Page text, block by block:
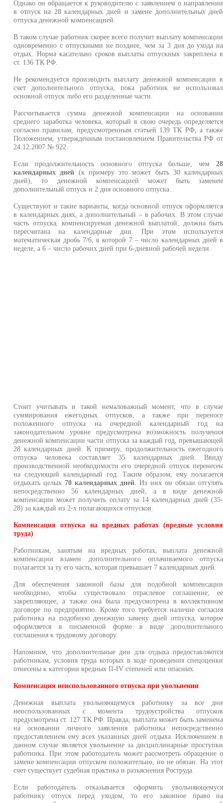
Однако он обращается к руководителю с заявлением о направлении
в отпуск на 28 календарных дней и замене дополнительных дней
отпуска денежной компенсацией.
В таком случае работник скорее всего получит выплату компенсации
одновременно с отпускными не позднее, чем за 3 дня до ухода на
отдых. Норма касательно сроков выплаты отпускных закреплена в
ст. 136 ТК РФ.
Не рекомендуется производить выплату денежной компенсации в
счет дополнительного отпуска, пока работник не использовал
основной отпуск либо его разделенные части.
Рассчитывается сумма денежной компенсации на основании
среднего заработка человека, который в свою очередь определяется
согласно правилам, предусмотренным статьей 139 ТК РФ, а также
Положением, утвержденным постановлением Правительства РФ от
24.12.2007 № 922.
Если продолжительность основного отпуска больше, чем28
календарных дней (к примеру это может быть 30 календарных
дней), то денежной компенсацией может быть заменен
дополнительный отпуск и 2 дня основного отпуска.
Существуют и такие варианты, когда основной отпуск оформляется
в календарных днях, а дополнительный – в рабочих. В этом случае
часть отпуска, компенсируемая денежной выплатой, должна быть
пересчитана на календарные дни. При этом используется
математическая дробь 7/6, в которой 7 – число календарных дней в
неделе, а 6 – число рабочих дней при 6-дневной рабочей недели.
Стоит учитывать и такой немаловажный момент, что в случае
суммирования ежегодных отпусков, а также при переносе
положенного отпуска на очередной календарный год на
законодательном уровне предусмотрена возможность получения
денежной компенсации части отпуска за каждый год, превышающей
28 календарных дней. К примеру, продолжительность ежегодного
отпуска человека составляет 35 календарных дней. Ввиду
производственной необходимости его очередной отпуск перенесен
на следующий календарный год. Таким образом, ему полагается
отдыхать целых70 календарных дней . Из них он обязан отгулять
непосредственно 56 календарных дней, а в виде денежной
компенсации может получить оплату за 14 календарных дней (35-
28) за каждый из 2-х полагающихся отпусков.
Компенсация отпуска на вредных работах (вредные условия
труда)
Работникам, занятым на вредных работах, выплата денежной
компенсации взамен дополнительного оплачиваемого отпуска
полагается за ту его часть, которая превышает 7 календарных дней.
Для обеспечения законной базы для подобной компенсации
необходимо, чтобы существовало отраслевое соглашение, ее
закрепляющее, а также она была предусмотрена в коллективном
договоре по предприятию. Кроме того требуется наличие согласия
работника на подобную денежную замену дней отпуска, которое
оформляется в письменной форме в виде дополнительного
соглашения к трудовому договору.
Напомним, что дополнительные дни для отдыха предоставляются
работникам, условия труда которых в ходе проведения спецоценки
отнесены к категории вредных II-IV степеней или опасных.
Компенсация неиспользованного отпуска при увольнении
Денежная выплата увольняющемуся работнику за все дни
неиспользованных с момента трудоустройства отпусков
предусмотрена ст. 127 ТК РФ. Правда, выплата может быть заменена
на основании личного заявления работника непосредственно
предоставлением ему всех указанных дней отдыха. Исключением в
данном случае является увольнение за дисциплинарные проступки
работника. При этом работодатель может рассмотреть обращение о
замене компенсации отпуском положительно, но не обязан. На этот
счет существует судебная практика и разъяснения Роструда.
Если работодатель отказывается оформить увольняющемуся
работнику отпуск перед уходом, то его законное право на